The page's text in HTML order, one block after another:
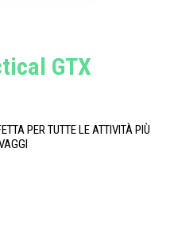
GTX
PER TUTTE LE ATTIVITÀ PIÙ